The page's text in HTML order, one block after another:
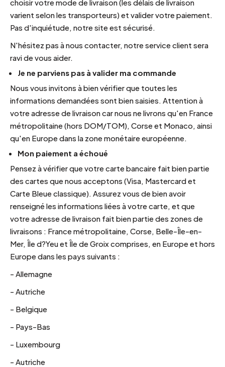
choisir votre mode de livraison (les délais de livraison
varient selon les transporteurs) et valider votre paiement.
Pas d'inquiétude, notre site est sécurisé.
N'hésitez pas à nous contacter, notre service client sera
ravi de vous aider.
Je ne parviens pas à valider ma commande
Nous vous invitons à bien vérifier que toutes les
informations demandées sont bien saisies. Attention à
votre adresse de livraison car nous ne livrons qu'en France
métropolitaine (hors DOM/TOM), Corse et Monaco, ainsi
qu'en Europe dans la zone monétaire européenne.
Mon paiement a échoué
Pensez à vérifier que votre carte bancaire fait bien partie
des cartes que nous acceptons (Visa, Mastercard et
Carte Bleue classique). Assurez vous de bien avoir
renseigné les informations liées à votre carte, et que
votre adresse de livraison fait bien partie des zones de
livraisons : France métropolitaine, Corse, Belle-Île-en-
Mer, Île d?Yeu et Île de Groix comprises, en Europe et hors
Europe dans les pays suivants :
- Allemagne
- Autriche
- Belgique
- Pays-Bas
- Luxembourg
- Autriche